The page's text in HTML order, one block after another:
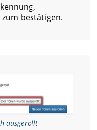
bestätigen.
ausgerollt